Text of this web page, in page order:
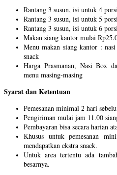
Rantang 3 susun, isi untuk 4
Rantang 3 susun, isi untuk 5
Rantang 3 susun, isi untuk 6
Makan siang kantor mulai
Menu makan siang kantor :
snack
Harga Prasmanan, Nasi Box
menu masing-masing
Syarat dan Ketentuan
Pemesanan minimal 2 hari
Pengiriman mulai jam 11.00
Pembayaran bisa secara harian
Khusus untuk pemesanan
mendapatkan ekstra snack.
Untuk area tertentu ada
besarnya.